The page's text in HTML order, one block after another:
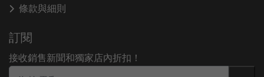
條款與細則
訂閱
接收銷售新聞和獨家店內折扣！